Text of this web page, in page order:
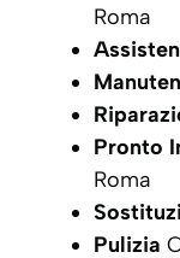
Roma
Pronto
Roma
Pulizia